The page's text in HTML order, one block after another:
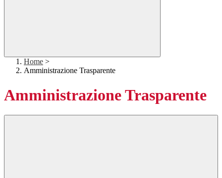
Home >
Amministrazione Trasparente
Amministrazione Trasparente